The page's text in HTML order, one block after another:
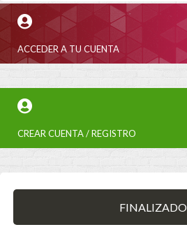
ACCEDER A TU CUENTA
CREAR CUENTA / REGISTRO
FINALIZADO